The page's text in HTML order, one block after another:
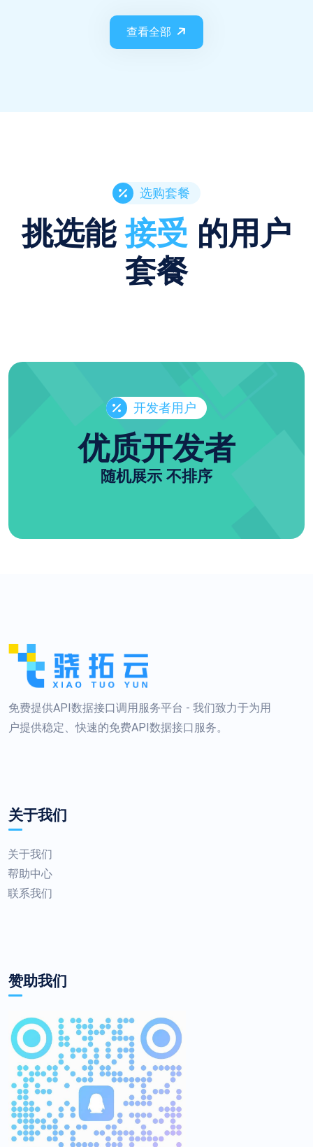
查看全部
选购套餐
挑选能接受 的用户
套餐
开发者用户
优质开发者
随机展示 不排序
免费提供API数据接口调用服务平台 - 我们致力于为用
户提供稳定、快速的免费API数据接口服务。
关于我们
关于我们
帮助中心
联系我们
赞助我们